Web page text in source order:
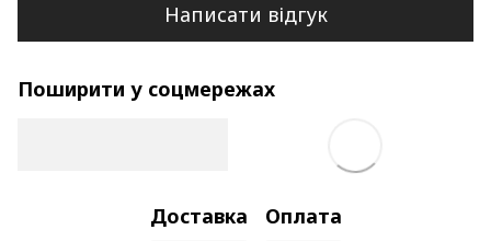
Написати відгук
Поширити у соцмережах
Доставка Оплата